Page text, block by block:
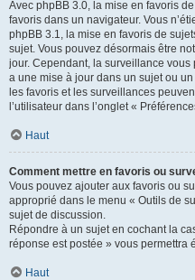
Avec phpBB 3.0, la mise en favoris
favoris dans un navigateur. Vous
phpBB 3.1, la mise en favoris de
sujet. Vous pouvez désormais être
jour. Cependant, la surveillance vous
a une mise à jour dans un sujet ou
les favoris et les surveillances
l’utilisateur dans l’onglet «
Haut
Comment mettre en favoris ou
Vous pouvez ajouter aux favoris ou
approprié dans le menu « Outils de
sujet de discussion.
Répondre à un sujet en cochant la
réponse est postée » vous permettra
Haut